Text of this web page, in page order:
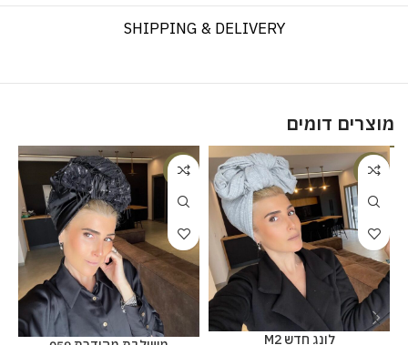
SHIPPING & DELIVERY
מוצרים דומים
-20%
לונג חדש M2
-23%